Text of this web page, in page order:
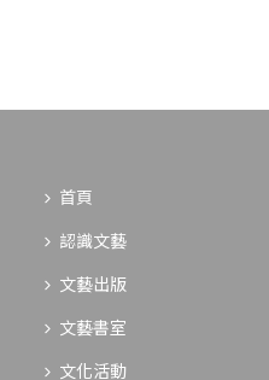
首頁
認識文藝
文藝出版
文藝書室
文化活動